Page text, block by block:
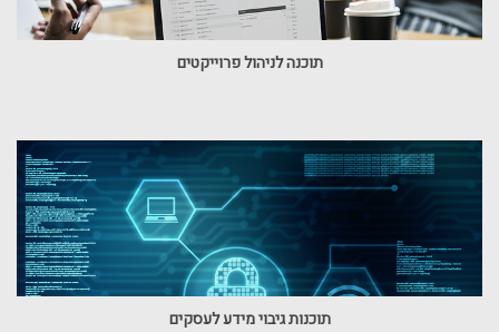
תוכנה לניהול פרוייקטים
תוכנות גיבוי מידע לעסקים